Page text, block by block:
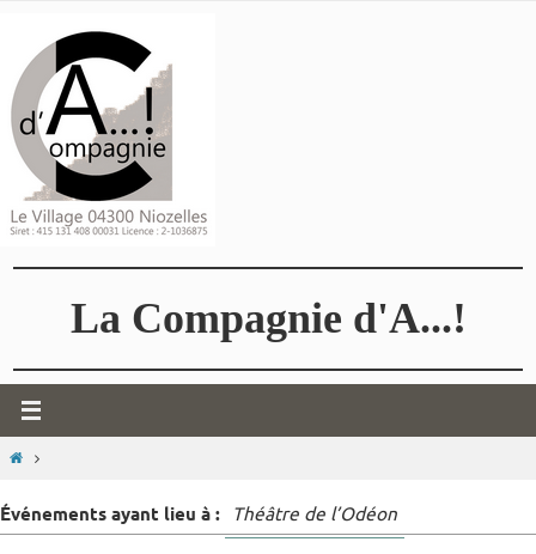
contenu
La Compagnie d'A...!
HOME
Événements ayant lieu à : Théâtre de l’Odéon